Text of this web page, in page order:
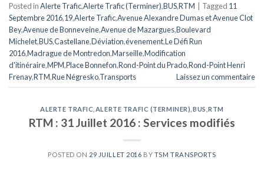
Posted inAlerte Trafic,Alerte Trafic (Terminer),BUS,RTM Tagged 11
Septembre 2016,19,Alerte Trafic,Avenue Alexandre Dumas et Avenue Clot
Bey,Avenue de Bonneveine,Avenue de Mazargues,Boulevard
Michelet,BUS,Castellane,Déviation,évenement,Le Défi Run
2016,Madrague de Montredon,Marseille,Modification
d'itinéraire,MPM,Place Bonnefon,Rond-Point du Prado,Rond-Point Henri
Frenay,RTM,Rue Négresko,Transports Laissez un commentaire
ALERTE TRAFIC ALERTE TRAFIC (TERMINER) BUS ,RTM
RTM : 31 Juillet 2016 : Services modifiés
POSTED ON 29 JUILLET 2016 BY TSM TRANSPORTS